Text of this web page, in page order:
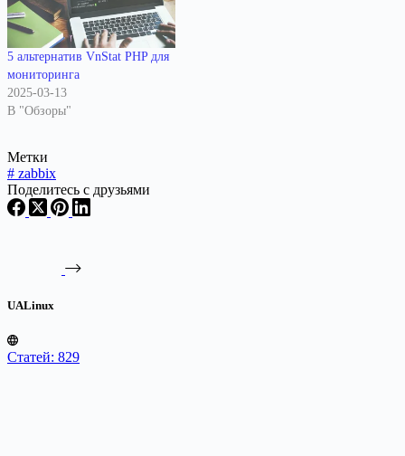
5 альтернатив VnStat PHP для
мониторинга
2025-03-13
В "Обзоры"
Метки
# zabbix
Поделитесь с друзьями
UALinux
Статей: 829